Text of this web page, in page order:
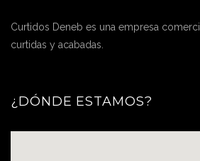
Curtidos Deneb es una empresa
curtidas y acabadas.
¿DÓNDE ESTAMOS?